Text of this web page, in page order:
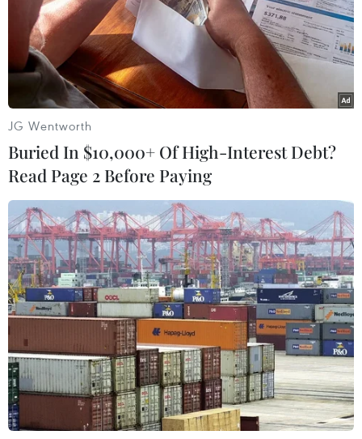
#tem đăng kiểm
#xe dù bến cóc
#xe vận tải trá hình
TP. Hà Nội
Theo dõi VietnamPlus
JG Wentworth
Buried In $10,000+ Of High-Interest Debt?
Read Page 2 Before Paying